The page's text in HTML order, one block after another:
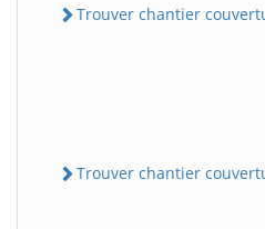
Trouver chantier
Trouver chantier